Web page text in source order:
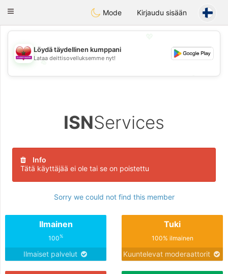
Maroc Dating
Toggle
Mode Kirjaudu sisään
💖
💕
Löydä täydellinen kumppani
Lataa deittisovelluksemme nyt!
ISNServices
Info
Tätä käyttäjää ei ole tai se on poistettu
Sorry we could not find this member
Ilmainen
100%
Ilmaiset palvelut
Tuki
100% ilmainen
Kuuntelevat moderaattorit